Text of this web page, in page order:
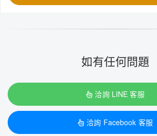
如有任何問題
洽詢 LINE 客服
洽詢 Facebook 客服